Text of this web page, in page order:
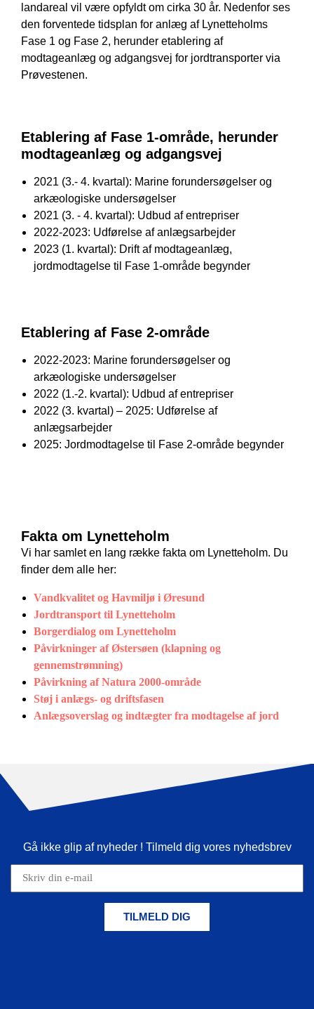
landareal vil være opfyldt om cirka 30 år. Nedenfor ses
den forventede tidsplan for anlæg af Lynetteholms
Fase 1 og Fase 2, herunder etablering af
modtageanlæg og adgangsvej for jordtransporter via
Prøvestenen.
Etablering af Fase 1-område, herunder
modtageanlæg og adgangsvej
2021 (3.- 4. kvartal): Marine forundersøgelser og
arkæologiske undersøgelser
2021 (3. - 4. kvartal): Udbud af entrepriser
2022-2023: Udførelse af anlægsarbejder
2023 (1. kvartal): Drift af modtageanlæg,
jordmodtagelse til Fase 1-område begynder
Etablering af Fase 2-område
2022-2023: Marine forundersøgelser og
arkæologiske undersøgelser
2022 (1.-2. kvartal): Udbud af entrepriser
2022 (3. kvartal) – 2025: Udførelse af
anlægsarbejder
2025: Jordmodtagelse til Fase 2-område begynder
Fakta om Lynetteholm
Vi har samlet en lang række fakta om Lynetteholm. Du
finder dem alle her:
Vandkvalitet og Havmiljø i Øresund
Jordtransport til Lynetteholm
Borgerdialog om Lynetteholm
Påvirkninger af Østersøen (klapning og
gennemstrømning)
Påvirkning af Natura 2000-område
Støj i anlægs- og driftsfasen
Anlægsoverslag og indtægter fra modtagelse af jord
Gå ikke glip af nyheder ! Tilmeld dig vores nyhedsbrev
TILMELD DIG